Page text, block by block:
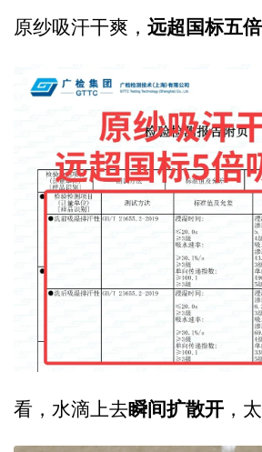
原纱吸汗干爽， 远超国标五
看，水滴上去瞬间扩散开 ，